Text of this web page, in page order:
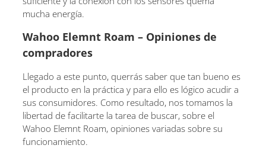
mucha energía.
Wahoo Elemnt Roam – Opiniones de
compradores
Llegado a este punto, querrás saber que tan bueno es
el producto en la práctica y para ello es lógico acudir a
sus consumidores. Como resultado, nos tomamos la
libertad de facilitarte la tarea de buscar, sobre el
Wahoo Elemnt Roam, opiniones variadas sobre su
funcionamiento.